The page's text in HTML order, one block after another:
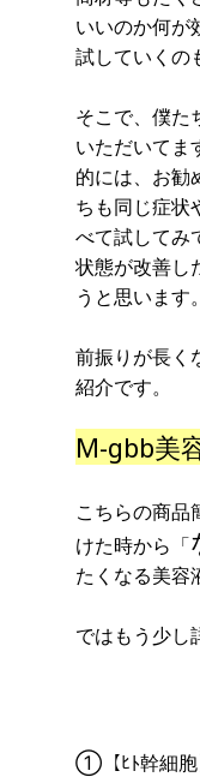
いいのか何が
試していくの
そこで、僕た
いただいてま
的には、お勧
ちも同じ症状
べて試してみ
状態が改善し
うと思います。
前振りが長く
紹介です。
M-gbb美
こちらの商品
けた時から 「
たくなる美容
ではもう少し
①【ﾋﾄ幹細胞